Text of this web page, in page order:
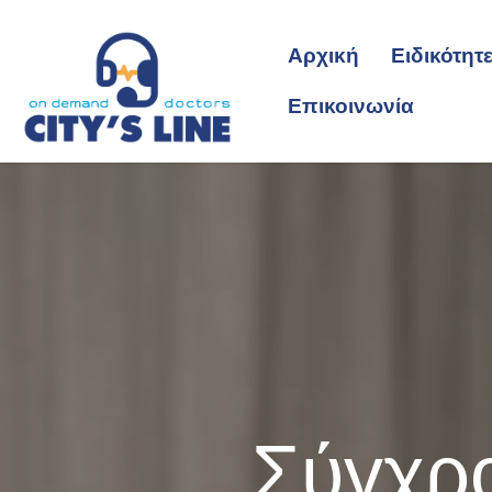
Αρχική
Επικοινωνία